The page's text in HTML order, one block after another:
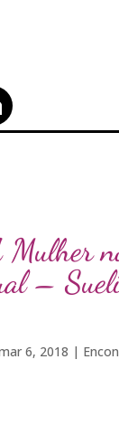
Mulher
–
6, 2018 |